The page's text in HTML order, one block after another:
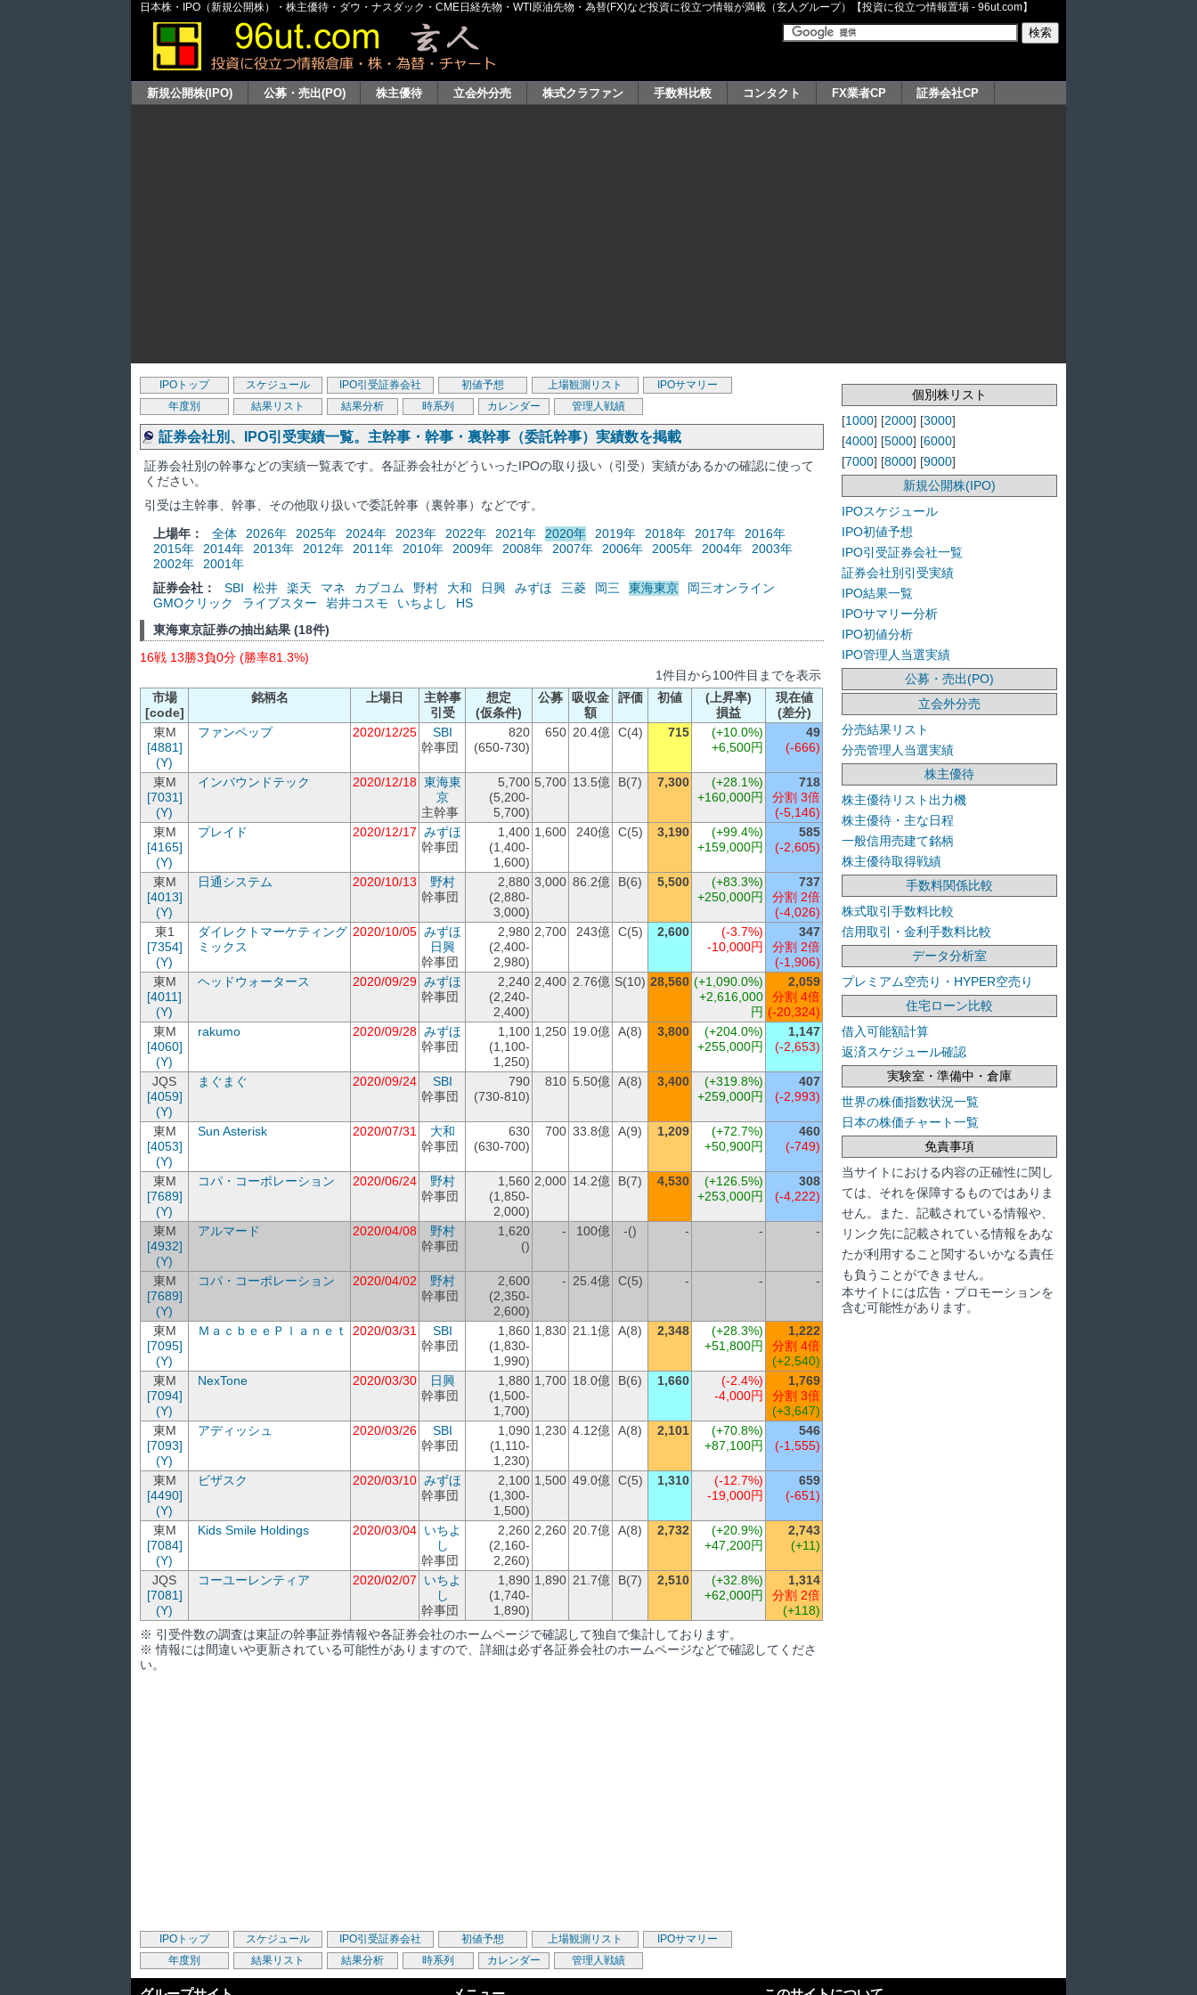
日本株・IPO（新規公開株）・株主優待・ダウ・ナスダック・CME日経先物・WTI原油先物・為替(FX)など投資に役立つ情報が満載（玄人グループ）【投資に役立つ情報置場 - 96ut.com】
新規公開株(IPO) 公募・売出(PO) 株主優待 立会外分売 株式クラファン 手数料比較 コンタクト FX業者CP 証券会社CP
IPOトップ スケジュール IPO引受証券会社 初値予想 上場観測リスト
IPOサマリー
年度別
結果リスト 結果分析 時系列 カレンダー 管理人戦績
証券会社別、IPO引受実績一覧。主幹事・幹事・裏幹事（委託幹事）実績数を掲載
証券会社別の幹事などの実績一覧表です。各証券会社がどういったIPOの取り扱い（引受）実績があるかの確認に使って
ください。
引受は主幹事、幹事、その他取り扱いで委託幹事（裏幹事）などです。
上場年：
全体 2026年 2025年 2024年 2023年 2022年 2021年 2020年 2019年 2018年 2017年
2016年
2015年
2014年 2013年 2012年 2011年 2010年 2009年 2008年 2007年 2006年 2005年 2004年
2003年
2002年
2001年
証券会社：
SBI 松井 楽天 マネ カブコム 野村 大和 日興 みずほ 三菱 岡三 東海東京
岡三オンライン
GMOクリック
ライブスター 岩井コスモ いちよし
HS
東海東京証券の抽出結果 (18件)
16戦 13勝3負0分 (勝率81.3%)
1件目から100件目までを表示
市場
[code]
銘柄名 上場日
主幹事
引受
想定
(仮条件)
公募
吸収金
額
評価 初値
(上昇率)
損益
現在値
(差分)
東M
[4881]
(Y)
ファンペップ 2020/12/25
SBI
幹事団
820
(650-730)
650 20.4億 C(4) 715
(+10.0%)
+6,500円
49
(-666)
東M
[7031]
(Y)
インバウンドテック 2020/12/18 東海東
京
主幹事
5,700
(5,200-
5,700)
5,700 13.5億 B(7) 7,300
(+28.1%)
+160,000円
718
分割 3倍
(-5,146)
東M
[4165]
(Y)
プレイド 2020/12/17 みずほ
幹事団
1,400
(1,400-
1,600)
1,600 240億 C(5) 3,190
(+99.4%)
+159,000円
585
(-2,605)
東M
[4013]
(Y)
日通システム 2020/10/13
野村
幹事団
2,880
(2,880-
3,000)
3,000 86.2億 B(6) 5,500
(+83.3%)
+250,000円
737
分割 2倍
(-4,026)
東1
[7354]
(Y)
ダイレクトマーケティング
ミックス
2020/10/05 みずほ
日興
幹事団
2,980
(2,400-
2,980)
2,700 243億 C(5) 2,600
(-3.7%)
-10,000円
347
分割 2倍
(-1,906)
東M
[4011]
(Y)
ヘッドウォータース 2020/09/29 みずほ
幹事団
2,240
(2,240-
2,400)
2,400 2.76億 S(10) 28,560 (+1,090.0%)
+2,616,000
円
2,059
分割 4倍
(-20,324)
東M
[4060]
(Y)
rakumo 2020/09/28 みずほ
幹事団
1,100
(1,100-
1,250)
1,250 19.0億 A(8) 3,800
(+204.0%)
+255,000円
1,147
(-2,653)
JQS
[4059]
(Y)
まぐまぐ 2020/09/24
SBI
幹事団
790
(730-810)
810 5.50億 A(8) 3,400
(+319.8%)
+259,000円
407
(-2,993)
東M
[4053]
(Y)
Sun Asterisk 2020/07/31
大和
幹事団
630
(630-700)
700 33.8億 A(9) 1,209
(+72.7%)
+50,900円
460
(-749)
東M
[7689]
(Y)
コパ・コーポレーション 2020/06/24
野村
幹事団
1,560
(1,850-
2,000)
2,000 14.2億 B(7) 4,530
(+126.5%)
+253,000円
308
(-4,222)
東M
[4932]
(Y)
アルマード 2020/04/08
野村
幹事団
1,620
()
- 100億 -() - - -
東M
[7689]
(Y)
コパ・コーポレーション 2020/04/02
野村
幹事団
2,600
(2,350-
2,600)
- 25.4億 C(5) - - -
東M
[7095]
(Y)
ＭａｃｂｅｅＰｌａｎｅｔ 2020/03/31
SBI
幹事団
1,860
(1,830-
1,990)
1,830 21.1億 A(8) 2,348
(+28.3%)
+51,800円
1,222
分割 4倍
(+2,540)
東M
[7094]
(Y)
NexTone 2020/03/30
日興
幹事団
1,880
(1,500-
1,700)
1,700 18.0億 B(6) 1,660
(-2.4%)
-4,000円
1,769
分割 3倍
(+3,647)
東M
[7093]
(Y)
アディッシュ 2020/03/26
SBI
幹事団
1,090
(1,110-
1,230)
1,230 4.12億 A(8) 2,101
(+70.8%)
+87,100円
546
(-1,555)
東M
[4490]
(Y)
ビザスク 2020/03/10 みずほ
幹事団
2,100
(1,300-
1,500)
1,500 49.0億 C(5) 1,310
(-12.7%)
-19,000円
659
(-651)
東M
[7084]
(Y)
Kids Smile Holdings 2020/03/04 いちよ
し
幹事団
2,260
(2,160-
2,260)
2,260 20.7億 A(8) 2,732
(+20.9%)
+47,200円
2,743
(+11)
JQS
[7081]
(Y)
コーユーレンティア 2020/02/07
いちよ
し
幹事団
1,890
(1,740-
1,890)
1,890 21.7億 B(7) 2,510
(+32.8%)
+62,000円
1,314
分割 2倍
(+118)
※ 引受件数の調査は東証の幹事証券情報や各証券会社のホームページで確認して独自で集計しております。
※ 情報には間違いや更新されている可能性がありますので、詳細は必ず各証券会社のホームページなどで確認してくださ
い。
IPOトップ スケジュール IPO引受証券会社 初値予想 上場観測リスト
IPOサマリー
年度別
結果リスト 結果分析 時系列 カレンダー 管理人戦績
個別株リスト
[1000] [2000] [3000]
[4000] [5000] [6000]
[7000] [8000] [9000]
新規公開株(IPO)
IPOスケジュール
IPO初値予想
IPO引受証券会社一覧
証券会社別引受実績
IPO結果一覧
IPOサマリー分析
IPO初値分析
IPO管理人当選実績
公募・売出(PO)
立会外分売
分売結果リスト
分売管理人当選実績
株主優待
株主優待リスト出力機
株主優待・主な日程
一般信用売建て銘柄
株主優待取得戦績
手数料関係比較
株式取引手数料比較
信用取引・金利手数料比較
データ分析室
プレミアム空売り・HYPER空売り
住宅ローン比較
借入可能額計算
返済スケジュール確認
実験室・準備中・倉庫
世界の株価指数状況一覧
日本の株価チャート一覧
免責事項
当サイトにおける内容の正確性に関し
ては、それを保障するものではありま
せん。また、記載されている情報や、
リンク先に記載されている情報をあな
たが利用すること関するいかなる責任
も負うことができません。
本サイトには広告・プロモーションを
含む可能性があります。